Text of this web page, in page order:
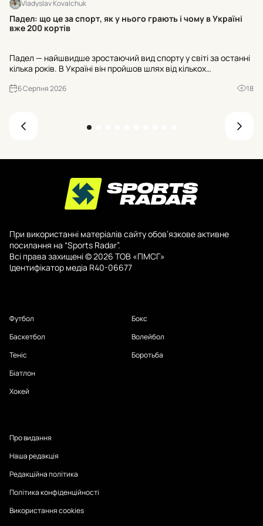
Vladyslav Kovalchuk
Падел: що це за спорт, як у нього грають і чому в Україні
вже 200 кортів
Падел — найшвидше зростаючий вид спорту у світі за останні
кілька років. В Україні він пройшов шлях від кількох
до кінця 2026 року їхня кількість має перевищити триста. Р...
6 Серпня 2026 18
При використанні матеріалів сайту обов’язкове активне
посилання на “Sports Radar”.
Всі права захищені © 2026 ТОВ «ПМСГ»
Ідентифікатор медіа R40-06677
Футбол
Баскетбол
Теніс
Біатлон
Хокей
Бокс
Волейбол
Боротьба
Про видання
Наша редакція
Редакційна політика
Політика конфіденційності
Використання cookies